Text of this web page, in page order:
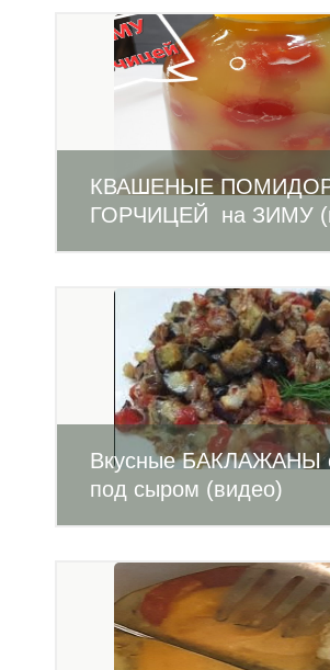
КВАШЕНЫЕ
ГОРЧИЦЕЙ на ЗИМУ
Вкусные БАКЛАЖАНЫ
под сыром (видео)